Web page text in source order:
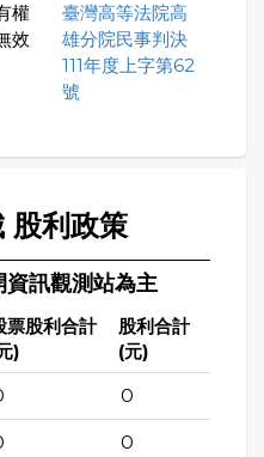
權
效
臺灣高等法院高
雄分院民事判決
111年度上字第62
號
利政策
訊觀測站為主
票股利合計
)
股利合計
(元)
0
0